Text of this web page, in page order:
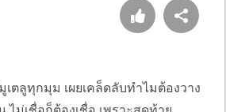
ลูทุกมุม เผยเคล็ดลับทำไมต้องวาง